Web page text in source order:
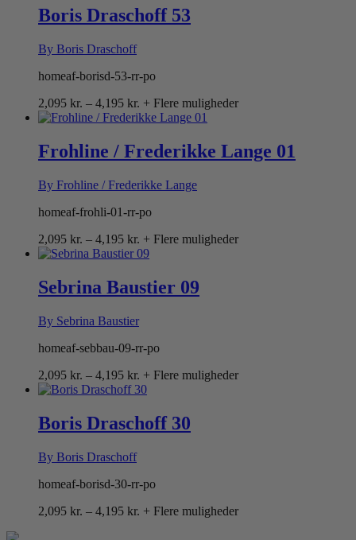
Boris Draschoff 53
By Boris Draschoff
homeaf-borisd-53-rr-po
2,095 kr. – 4,195 kr. Prisinterval:
2,095 kr.
4,195 kr.
+ Flere muligheder
Frohline / Frederikke Lange 01
By Frohline / Frederikke Lange
homeaf-frohli-01-rr-po
2,095 kr. – 4,195 kr. Prisinterval:
2,095 kr.
4,195 kr.
+ Flere muligheder
Sebrina Baustier 09
By Sebrina Baustier
homeaf-sebbau-09-rr-po
2,095 kr. – 4,195 kr. Prisinterval:
2,095 kr.
4,195 kr.
+ Flere muligheder
Boris Draschoff 30
By Boris Draschoff
homeaf-borisd-30-rr-po
2,095 kr. – 4,195 kr. Prisinterval:
+ Flere muligheder